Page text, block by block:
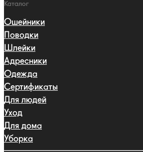
Каталог
Ошейники
Поводки
Шлейки
Адресники
Одежда
Сертификаты
Для людей
Уход
Для дома
Уборка